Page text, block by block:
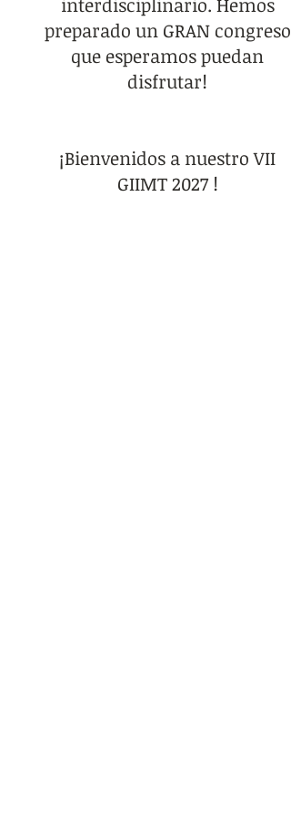
preparado un GRAN congreso
que esperamos puedan
disfrutar!
¡Bienvenidos a nuestro VII
GIIMT 2027 !